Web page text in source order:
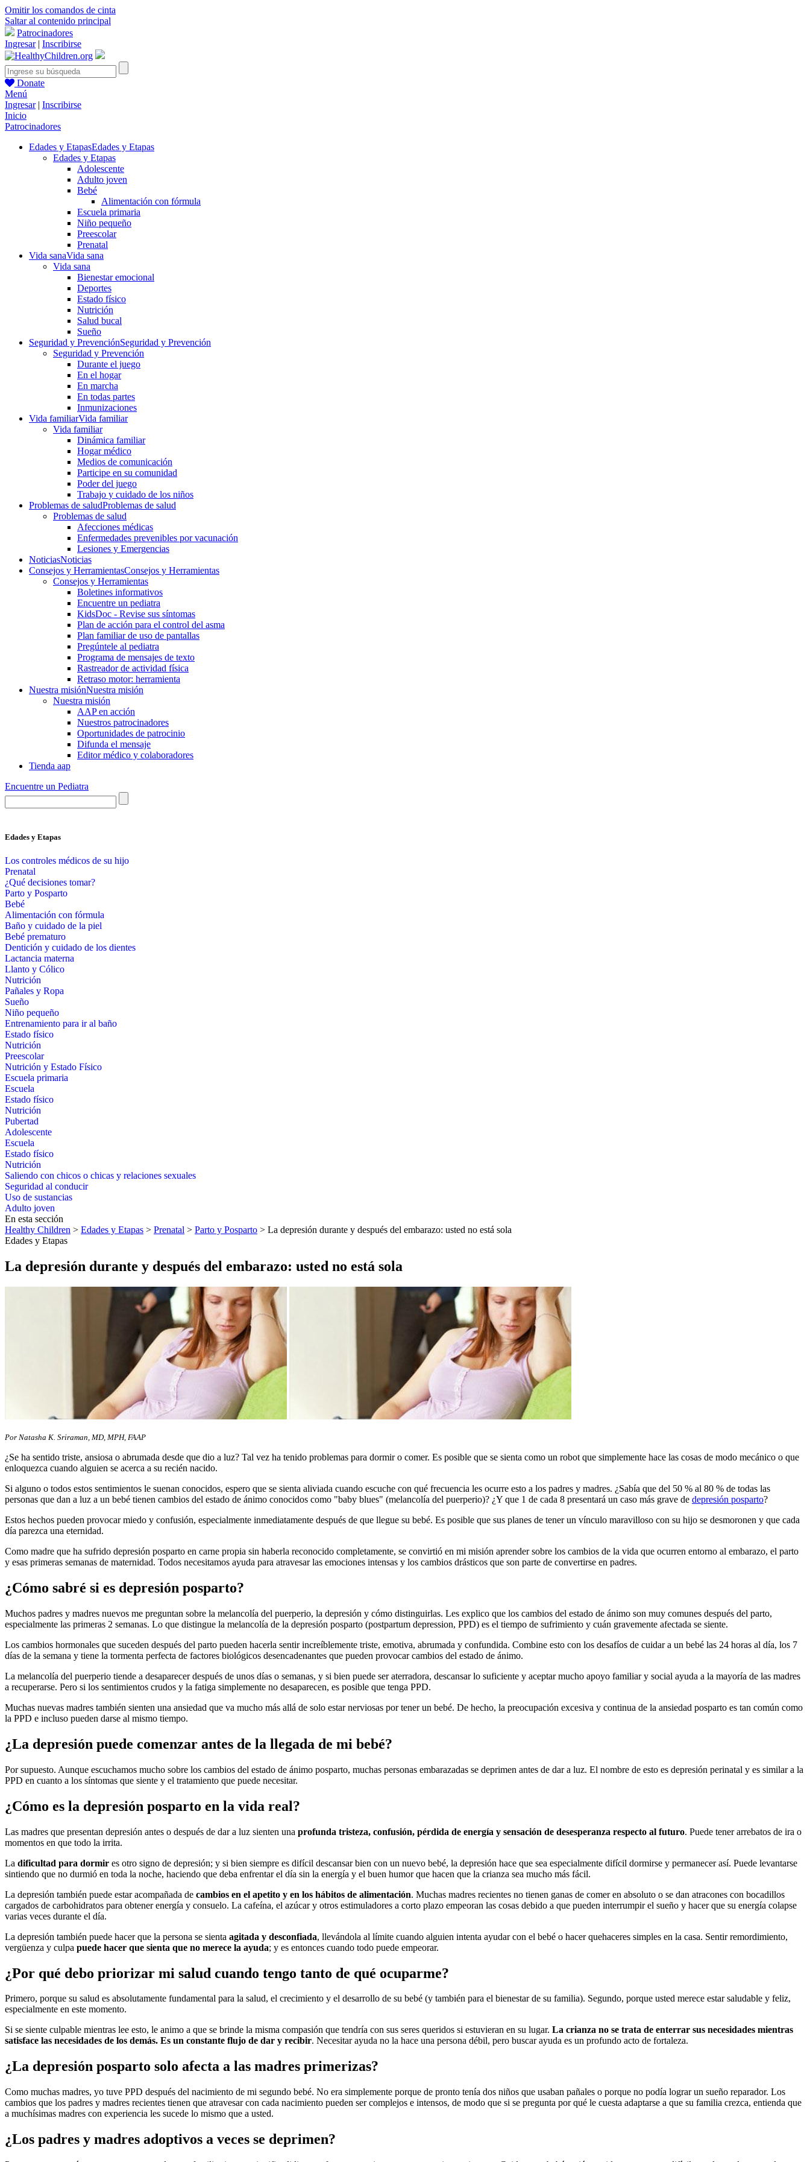
Omitir los comandos de cinta
Saltar al contenido principal
Patrocinadores
Ingresar| Inscribirse
Donate
Menú
Ingresar| Inscribirse
Inicio
Patrocinadores
Edades y EtapasEdades y Etapas
Edades y Etapas
Adolescente
Adulto joven
Bebé
Alimentación con fórmula
Escuela primaria
Niño pequeño
Preescolar
Prenatal
Vida sanaVida sana
Vida sana
Bienestar emocional
Deportes
Estado físico
Nutrición
Salud bucal
Sueño
Seguridad y PrevenciónSeguridad y Prevención
Seguridad y Prevención
Durante el juego
En el hogar
En marcha
En todas partes
Inmunizaciones
Vida familiarVida familiar
Vida familiar
Dinámica familiar
Hogar médico
Medios de comunicación
Participe en su comunidad
Poder del juego
Trabajo y cuidado de los niños
Problemas de saludProblemas de salud
Problemas de salud
Afecciones médicas
Enfermedades prevenibles por vacunación
Lesiones y Emergencias
NoticiasNoticias
Consejos y HerramientasConsejos y Herramientas
Consejos y Herramientas
Boletines informativos
Encuentre un pediatra
KidsDoc - Revise sus síntomas
Plan de acción para el control del asma
Plan familiar de uso de pantallas
Pregúntele al pediatra
Programa de mensajes de texto
Rastre​​ador de activida​d física
Retraso motor: herramienta
Nuestra misiónNuestra misión
Nuestra misión
AAP en acción
Nuestros patrocinadores
Oportunidades de patrocinio
Difunda el mensaje
Editor médico y colaboradores
Tienda aap
Encuentre un Pediatra
Edades y Etapas
Los controles médicos de su hijo
Prenatal
¿Qué decisiones tomar?
Parto y Posparto
Bebé
Alimentación con fórmula
Baño y cuidado de la piel
Bebé prematuro
Dentición y cuidado de los dientes
Lactancia materna
Llanto y Cólico
Nutrición
Pañales y Ropa
Sueño
Niño pequeño
Entrenamiento para ir al baño
Estado físico
Nutrición
Preescolar
Nutrición y Estado Físico
Escuela primaria
Escuela
Estado físico
Nutrición
Pubertad
Adolescente
Escuela
Estado físico
Nutrición
Saliendo con chicos o chicas y relaciones sexuales
Seguridad al conducir
Uso de sustancias
Adulto joven
En esta sección
Healthy Children > Edades y Etapas > Prenatal > Parto y Posparto > La depresión durante y después del embarazo: usted no está sola
Edades y Etapas
La depresión durante y después del embarazo: usted no está sola
Por Natasha K. Sriraman, MD, MPH, FAAP
¿Se ha sentido triste, ansiosa o abrumada desde que dio a luz? Tal vez ha tenido problemas para dormir o comer. Es posible que se sienta como un robot que simplemente hace las cosas de modo mecánico o que
enloquezca cuando alguien se acerca a su recién nacido.
Si alguno o todos estos sentimientos le suenan conocidos, espero que se sienta aliviada cuando escuche con qué frecuencia les ocurre esto a los padres y madres. ¿Sabía que del 50 % al 80 % de todas las
personas que dan a luz a un bebé tienen cambios del estado de ánimo conocidos como "baby blues" (melancolía del puerperio)? ¿Y que 1 de cada 8 presentará un caso más grave de depresión posparto?
Estos hechos pueden provocar miedo y confusión, especialmente inmediatamente después de que llegue su bebé. Es posible que sus planes de tener un vínculo maravilloso con su hijo se desmoronen y que cada
día parezca una eternidad.
Como madre que ha sufrido depresión posparto en carne propia sin haberla reconocido completamente, se convirtió en mi misión aprender sobre los cambios de la vida que ocurren entorno al embarazo, el parto
y esas primeras semanas de maternidad. Todos necesitamos ayuda para atravesar las emociones intensas y los cambios drásticos que son parte de convertirse en padres.
¿Cómo sabré si es depresión posparto?
Muchos padres y madres nuevos me preguntan sobre la melancolía del puerperio, la depresión y cómo distinguirlas. Les explico que los cambios del estado de ánimo son muy comunes después del parto,
especialmente las primeras 2 semanas. Lo que distingue la melancolía de la depresión posparto (postpartum depression, PPD) es el tiempo de sufrimiento y cuán gravemente afectada se siente.
Los cambios hormonales que suceden después del parto pueden hacerla sentir increíblemente triste, emotiva, abrumada y confundida. Combine esto con los desafíos de cuidar a un bebé las 24 horas al día, los 7
días de la semana y tiene la tormenta perfecta de factores biológicos desencadenantes que pueden provocar cambios del estado de ánimo.
La melancolía del puerperio tiende a desaparecer después de unos días o semanas, y si bien puede ser aterradora, descansar lo suficiente y aceptar mucho apoyo familiar y social ayuda a la mayoría de las madres
a recuperarse. Pero si los sentimientos crudos y la fatiga simplemente no desaparecen, es posible que tenga PPD.
Muchas nuevas madres también sienten una ansiedad que va mucho más allá de solo estar nerviosas por tener un bebé. De hecho, la preocupación excesiva y continua de la ansiedad posparto es tan común como
la PPD e incluso pueden darse al mismo tiempo.
¿La depresión puede comenzar antes de la llegada de mi bebé?
Por supuesto. Aunque escuchamos mucho sobre los cambios del estado de ánimo posparto, muchas personas embarazadas se deprimen antes de dar a luz. El nombre de esto es depresión perinatal y es similar a la
PPD en cuanto a los síntomas que siente y el tratamiento que puede necesitar.
¿Cómo es la depresión posparto en la vida real?
Las madres que presentan depresión antes o después de dar a luz sienten una profunda tristeza, confusión, pérdida de energía y sensación de desesperanza respecto al futuro. Puede tener arrebatos de ira o
momentos en que todo la irrita.
La dificultad para dormir es otro signo de depresión; y si bien siempre es difícil descansar bien con un nuevo bebé, la depresión hace que sea especialmente difícil dormirse y permanecer así. Puede levantarse
sintiendo que no durmió en toda la noche, haciendo que deba enfrentar el día sin la energía y el buen humor que hacen que la crianza sea mucho más fácil.
La depresión también puede estar acompañada de cambios en el apetito y en los hábitos de alimentación. Muchas madres recientes no tienen ganas de comer en absoluto o se dan atracones con bocadillos
cargados de carbohidratos para obtener energía y consuelo. La cafeína, el azúcar y otros estimuladores a corto plazo empeoran las cosas debido a que pueden interrumpir el sueño y hacer que su energía colapse
varias veces durante el día.
La depresión también puede hacer que la persona se sienta agitada y desconfiada, llevándola al límite cuando alguien intenta ayudar con el bebé o hacer quehaceres simples en la casa. Sentir remordimiento,
vergüenza y culpa puede hacer que sienta que no merece la ayuda; y es entonces cuando todo puede empeorar.
¿Por qué debo priorizar mi salud cuando tengo tanto de qué ocuparme?
Primero, porque su salud es absolutamente fundamental para la salud, el crecimiento y el desarrollo de su bebé (y también para el bienestar de su familia). Segundo, porque usted merece estar saludable y feliz,
especialmente en este momento.
Si se siente culpable mientras lee esto, le animo a que se brinde la misma compasión que tendría con sus seres queridos si estuvieran en su lugar. La crianza no se trata de enterrar sus necesidades mientras
satisface las necesidades de los demás. Es un constante flujo de dar y recibir. Necesitar ayuda no la hace una persona débil, pero buscar ayuda es un profundo acto de fortaleza.
¿La depresión posparto solo afecta a las madres primerizas?
Como muchas madres, yo tuve PPD después del nacimiento de mi segundo bebé. No era simplemente porque de pronto tenía dos niños que usaban pañales o porque no podía lograr un sueño reparador. Los
cambios que los padres y madres recientes tienen que atravesar con cada nacimiento pueden ser complejos e intensos, de modo que si se pregunta por qué le cuesta adaptarse a que su familia crezca, entienda que
a muchísimas madres con experiencia les sucede lo mismo que a usted.
¿Los padres y madres adoptivos a veces se deprimen?